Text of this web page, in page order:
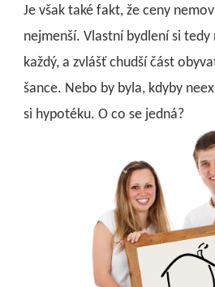
Je však také fakt, že ceny
nejmenší. Vlastní bydlení si
každý, a zvlášť chudší část
šance. Nebo by byla, kdyby
si hypotéku. O co se jedná?